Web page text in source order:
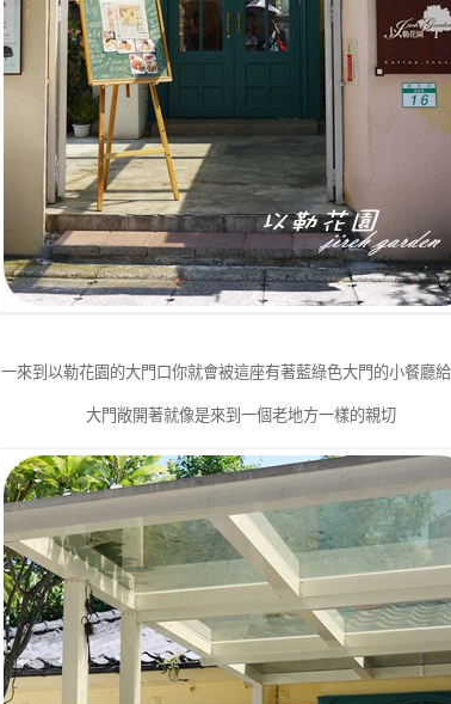
一來到以勒花園的大門口你就會被這座有著藍綠色大門的小餐廳給
大門敞開著就像是來到一個老地方一樣的親切